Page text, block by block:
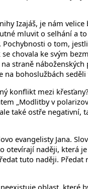
Izajáš, je nám
mluvit o selhání a
o tom,
chovala ke svým
straně
bohoslužbách
konflikt mezi
„Modlitby v
také ostře
evangelisty Jana.
otevírají naději,
tuto naději.